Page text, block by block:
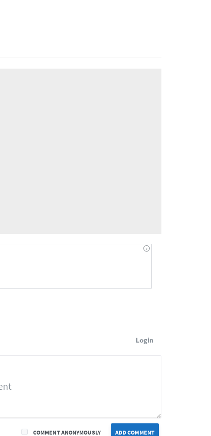
Login
ADD COMMENT
COMMENT ANONYMOUSLY